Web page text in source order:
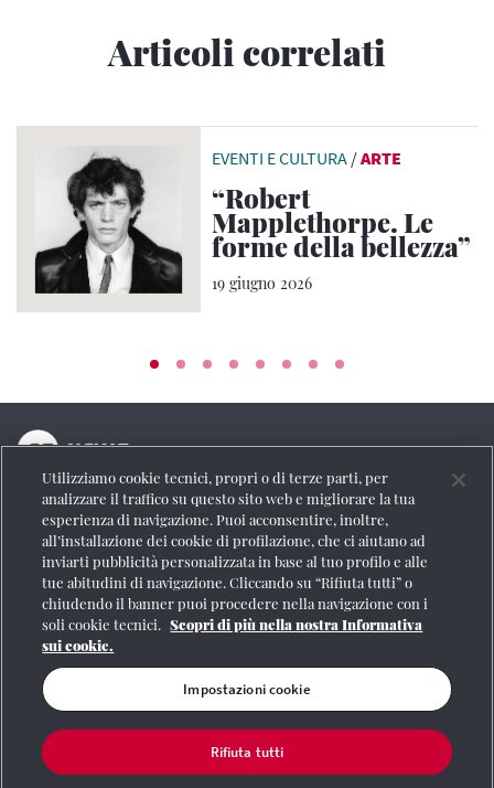
Articoli correlati
EVENTI E CULTURA /ARTE
“Robert
Mapplethorpe. Le
forme della bellezza”
19 giugno 2026
La testata online del Gruppo FS Italiane
Social
Se vuoi contattarci o avere altre informazioni
CONTATTI
Registrazione Tribunale di Roma n° 204/2009
Aut. SIAE 1312/I/1382-Lic.
Utilizziamo cookie tecnici, propri o di terze parti, per
analizzare il traffico su questo sito web e migliorare la tua
esperienza di navigazione. Puoi acconsentire, inoltre,
all’installazione dei cookie di profilazione, che ci aiutano ad
inviarti pubblicità personalizzata in base al tuo profilo e alle
tue abitudini di navigazione. Cliccando su “Rifiuta tutti” o
chiudendo il banner puoi procedere nella navigazione con i
soli cookie tecnici. Scopri di più nella nostra Informativa
sui cookie.
Impostazioni cookie
Rifiuta tutti